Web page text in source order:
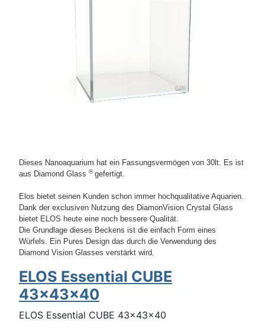
Dieses Nanoaquarium hat ein Fassungsvermögen von 30lt. Es ist
aus Diamond Glass ®gefertigt.
Elos bietet seinen Kunden schon immer hochqualitative Aquarien.
Dank der exclusiven Nutzung des DiamonVision Crystal Glass
bietet ELOS heute eine noch bessere Qualität.
Die Grundlage dieses Beckens ist die einfach Form eines
Würfels. Ein Pures Design das durch die Verwendung des
Diamond Vision Glasses verstärkt wird.
ELOS Essential CUBE
43x43x40
ELOS Essential CUBE 43x43x40